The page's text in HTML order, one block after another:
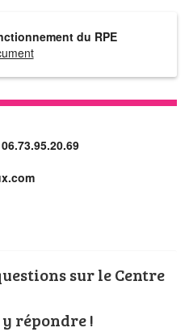
du RPE
sur le Centre
répondre !